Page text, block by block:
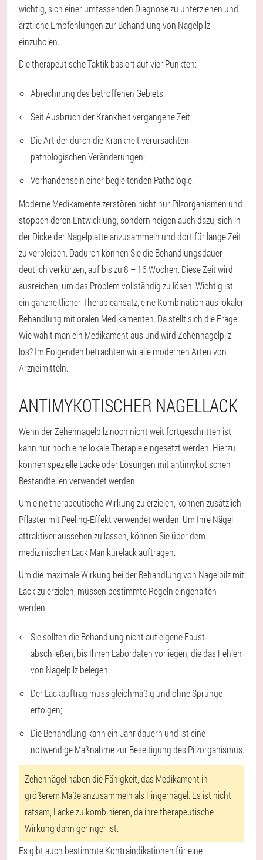
wichtig, sich einer umfassenden Diagnose zu unterziehen und
ärztliche Empfehlungen zur Behandlung von Nagelpilz
einzuholen.
Die therapeutische Taktik basiert auf vier Punkten:
Abrechnung des betroffenen Gebiets;
Seit Ausbruch der Krankheit vergangene Zeit;
Die Art der durch die Krankheit verursachten
pathologischen Veränderungen;
Vorhandensein einer begleitenden Pathologie.
Moderne Medikamente zerstören nicht nur Pilzorganismen und
stoppen deren Entwicklung, sondern neigen auch dazu, sich in
der Dicke der Nagelplatte anzusammeln und dort für lange Zeit
zu verbleiben. Dadurch können Sie die Behandlungsdauer
deutlich verkürzen, auf bis zu 8 – 16 Wochen. Diese Zeit wird
ausreichen, um das Problem vollständig zu lösen. Wichtig ist
ein ganzheitlicher Therapieansatz, eine Kombination aus lokaler
Behandlung mit oralen Medikamenten. Da stellt sich die Frage:
Wie wählt man ein Medikament aus und wird Zehennagelpilz
los? Im Folgenden betrachten wir alle modernen Arten von
Arzneimitteln.
ANTIMYKOTISCHER NAGELLACK
Wenn der Zehennagelpilz noch nicht weit fortgeschritten ist,
kann nur noch eine lokale Therapie eingesetzt werden. Hierzu
können spezielle Lacke oder Lösungen mit antimykotischen
Bestandteilen verwendet werden.
Um eine therapeutische Wirkung zu erzielen, können zusätzlich
Pflaster mit Peeling-Effekt verwendet werden. Um Ihre Nägel
attraktiver aussehen zu lassen, können Sie über dem
medizinischen Lack Manikürelack auftragen.
Um die maximale Wirkung bei der Behandlung von Nagelpilz mit
Lack zu erzielen, müssen bestimmte Regeln eingehalten
werden:
Sie sollten die Behandlung nicht auf eigene Faust
abschließen, bis Ihnen Labordaten vorliegen, die das Fehlen
von Nagelpilz belegen.
Der Lackauftrag muss gleichmäßig und ohne Sprünge
erfolgen;
Die Behandlung kann ein Jahr dauern und ist eine
notwendige Maßnahme zur Beseitigung des Pilzorganismus.
Zehennägel haben die Fähigkeit, das Medikament in
größerem Maße anzusammeln als Fingernägel. Es ist nicht
ratsam, Lacke zu kombinieren, da ihre therapeutische
Wirkung dann geringer ist.
Es gibt auch bestimmte Kontraindikationen für eine